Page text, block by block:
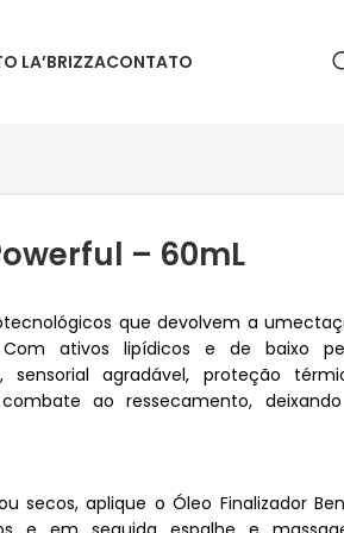
LA’BRIZZACONTATO
– 60mL
que devolvem a
Com ativos lipídicos e de baixo
sensorial agradável, proteção
ao ressecamento,
secos, aplique o Óleo Finalizador